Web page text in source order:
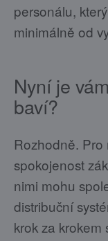
personálu,
minimálně od
Nyní je
baví?
Rozhodně.
spokojenost
nimi mohu
distribuční
krok za